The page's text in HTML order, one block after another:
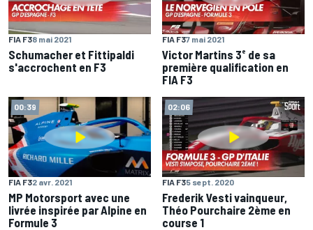
FIA F38 mai 2021
Schumacher et Fittipaldi
s'accrochent en F3
FIA F37 mai 2021
Victor Martins 3ᵉ de sa
première qualification en
FIA F3
00:39
FIA F32 avr. 2021
MP Motorsport avec une
livrée inspirée par Alpine en
Formule 3
02:06
FIA F35 sept. 2020
Frederik Vesti vainqueur,
Théo Pourchaire 2ème en
course 1